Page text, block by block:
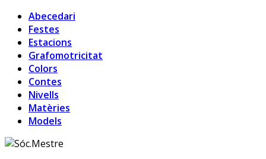
Abecedari
Festes
Estacions
Grafomotricitat
Colors
Contes
Nivells
Matèries
Models